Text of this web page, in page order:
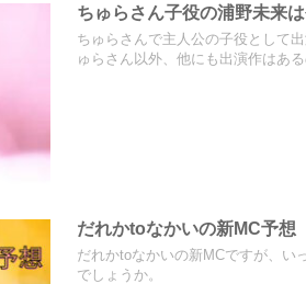
ちゅらさん子役の浦野未来
ちゅらさんで主人公の子役として
ゅらさん以外、他にも出演作はある
だれかtoなかいの新MC予想
だれかtoなかいの新MCですが、い
でしょうか。